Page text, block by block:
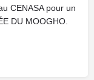
CENASA pour un
DU MOOGHO.